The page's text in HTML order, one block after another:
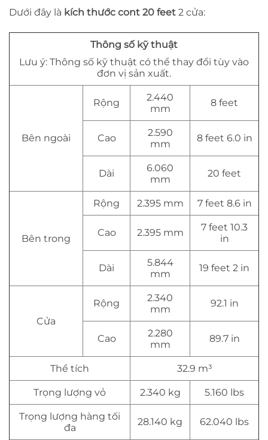
Dưới đây là kích thước cont 20 feet 2 cửa:
Thông số kỹ thuật
Lưu ý: Thông số kỹ thuật có thể thay đổi tùy vào
đơn vị sản xuất.
Bên ngoài
Rộng
2.440
mm
8 feet
Cao
2.590
mm
8 feet 6.0 in
Dài
6.060
mm
20 feet
Bên trong
Rộng 2.395 mm 7 feet 8.6 in
Cao 2.395 mm
7 feet 10.3
in
Dài
5.844
mm
19 feet 2 in
Cửa
Rộng
2.340
mm
92.1 in
Cao
2.280
mm
89.7 in
Thể tích 32.9 m³
Trọng lượng vỏ 2.340 kg 5.160 lbs
Trọng lượng hàng tối
đa
28.140 kg 62.040 lbs